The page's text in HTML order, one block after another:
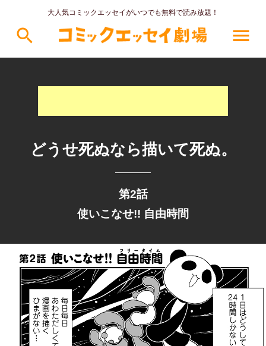
大人気コミックエッセイがいつでも無料で読み放題！
search menu
どうせ死ぬなら描いて死ぬ。
第2話
使いこなせ!! 自由時間